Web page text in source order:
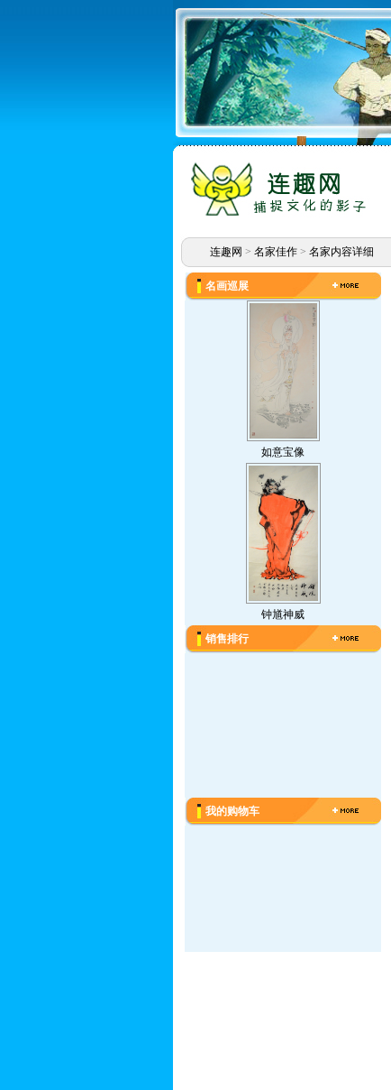
连趣网 > 名家佳作> 名家内容详细
名画巡展
如意宝像
钟馗神威
销售排行
我的购物车